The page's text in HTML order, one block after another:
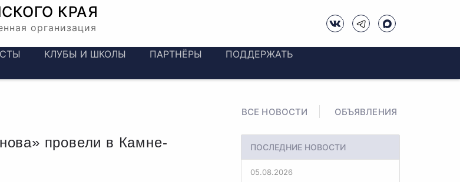
КРАЯ
организация
КЛУБЫ И ШКОЛЫ ПАРТНЁРЫ ПОДДЕРЖАТЬ
ВСЕ НОВОСТИ ОБЪЯВЛЕНИЯ
провели в Камне-
ПОСЛЕДНИЕ НОВОСТИ
05.08.2026